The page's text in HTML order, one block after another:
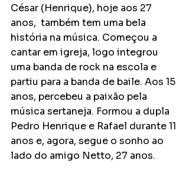
César (Henrique), hoje aos 27
anos,  também tem uma bela
história na música. Começou a
cantar em igreja, logo integrou
uma banda de rock na escola e
partiu para a banda de baile. Aos 15
anos, percebeu a paixão pela
música sertaneja. Formou a dupla
Pedro Henrique e Rafael durante 11
anos e, agora, segue o sonho ao
lado do amigo Netto, 27 anos.